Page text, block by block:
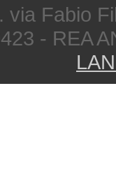
via Fabio
- REA